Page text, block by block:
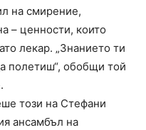
на смирение,
– ценности, които
лекар. „Знанието ти
полетиш“, обобщи той
този на Стефани
ансамбъл на